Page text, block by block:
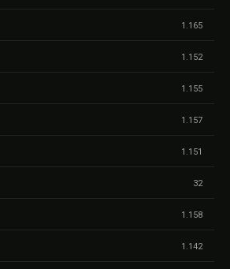
1.165
1.152
1.155
1.157
1.151
32
1.158
1.142